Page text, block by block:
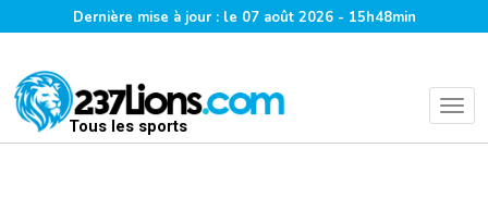
Dernière mise à jour : le 07 août 2026 - 15h48min
Tous les sports